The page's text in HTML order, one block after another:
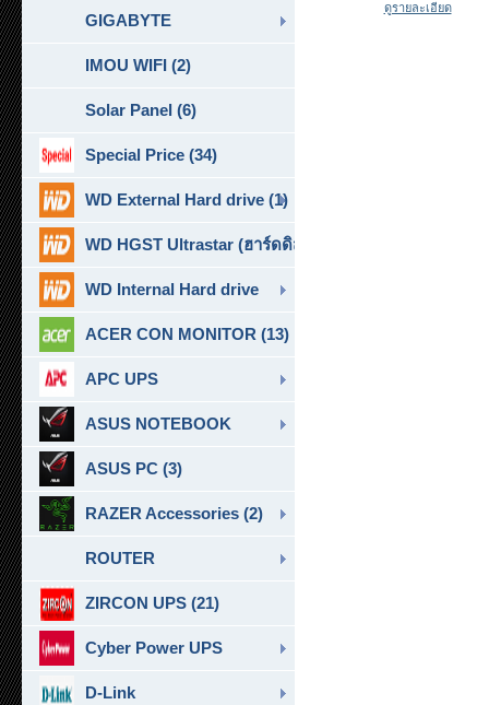
ดูรายละเอียด
GIGABYTE
IMOU WIFI (2)
Solar Panel (6)
Special Price (34)
WD External Hard drive (1)
WD HGST Ultrastar (ฮาร์ดดิสก์สำหรับ SERVER ) (10)
WD Internal Hard drive
ACER CON MONITOR (13)
APC UPS
ASUS NOTEBOOK
ASUS PC (3)
RAZER Accessories (2)
ROUTER
ZIRCON UPS (21)
Cyber Power UPS
D-Link